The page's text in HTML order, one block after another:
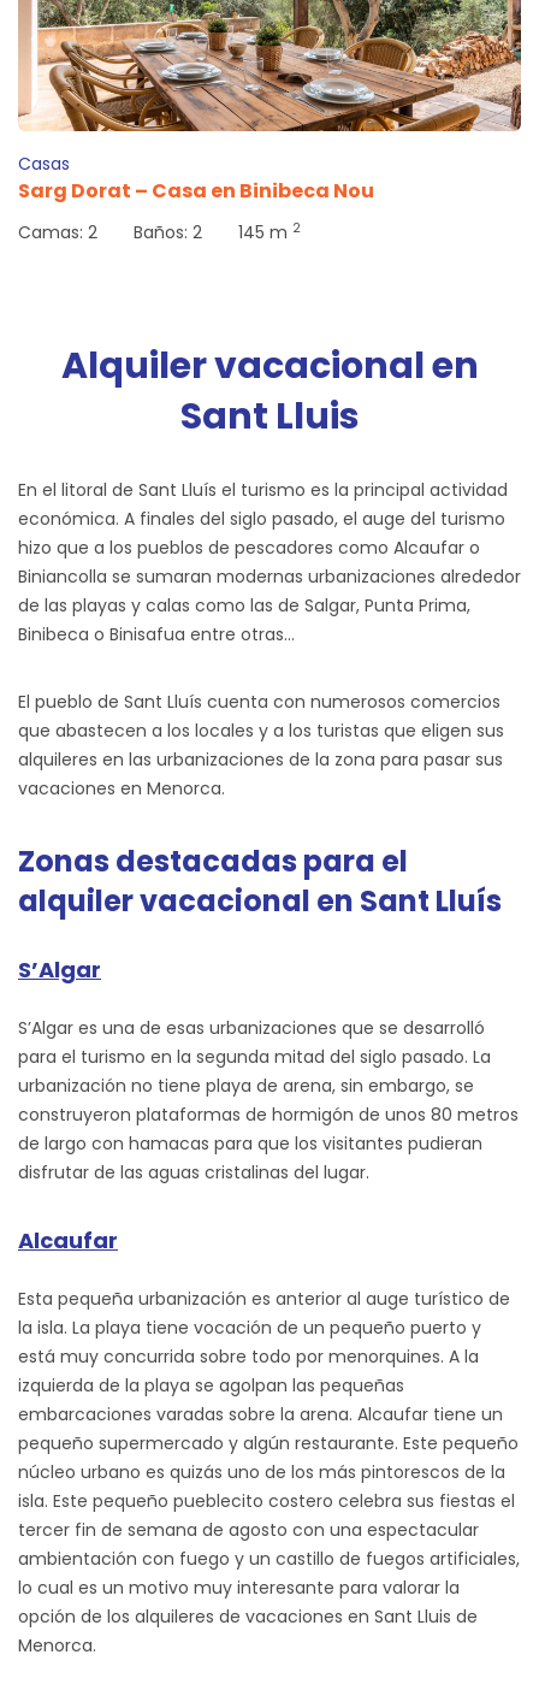
Casas
Sarg Dorat – Casa en Binibeca Nou
Camas: 2 Baños: 2 145 m 2
Alquiler vacacional en
Sant Lluis
En el litoral de Sant Lluís el turismo es la principal actividad
económica. A finales del siglo pasado, el auge del turismo
hizo que a los pueblos de pescadores como Alcaufar o
Biniancolla se sumaran modernas urbanizaciones alrededor
de las playas y calas como las de Salgar, Punta Prima,
Binibeca o Binisafua entre otras…
El pueblo de Sant Lluís cuenta con numerosos comercios
que abastecen a los locales y a los turistas que eligen sus
alquileres en las urbanizaciones de la zona para pasar sus
vacaciones en Menorca.
Zonas destacadas para el
alquiler vacacional en Sant Lluís
S’Algar
S’Algar es una de esas urbanizaciones que se desarrolló
para el turismo en la segunda mitad del siglo pasado. La
urbanización no tiene playa de arena, sin embargo, se
construyeron plataformas de hormigón de unos 80 metros
de largo con hamacas para que los visitantes pudieran
disfrutar de las aguas cristalinas del lugar.
Alcaufar
Esta pequeña urbanización es anterior al auge turístico de
la isla. La playa tiene vocación de un pequeño puerto y
está muy concurrida sobre todo por menorquines. A la
izquierda de la playa se agolpan las pequeñas
embarcaciones varadas sobre la arena. Alcaufar tiene un
pequeño supermercado y algún restaurante. Este pequeño
núcleo urbano es quizás uno de los más pintorescos de la
isla. Este pequeño pueblecito costero celebra sus fiestas el
tercer fin de semana de agosto con una espectacular
ambientación con fuego y un castillo de fuegos artificiales,
lo cual es un motivo muy interesante para valorar la
opción de los alquileres de vacaciones en Sant Lluis de
Menorca.